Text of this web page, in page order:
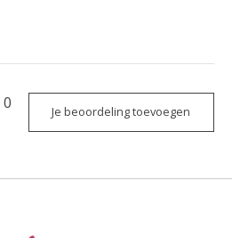
0
Je beoordeling toevoegen